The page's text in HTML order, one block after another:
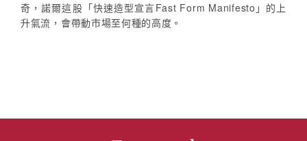
奇，諾爾這股「快速造型宣言Fast Form Manifesto」的上
升氣流，會帶動市場至何種的高度。